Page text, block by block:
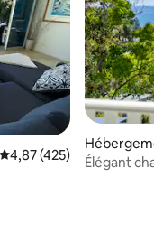
Évaluation moyenne sur
4,87 (425)
Élégant